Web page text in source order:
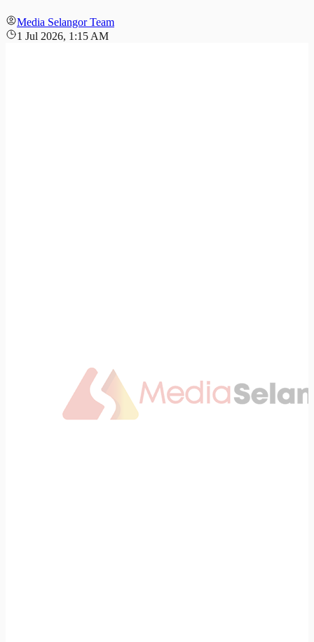
Media Selangor Team
1 Jul 2026, 1:15 AM